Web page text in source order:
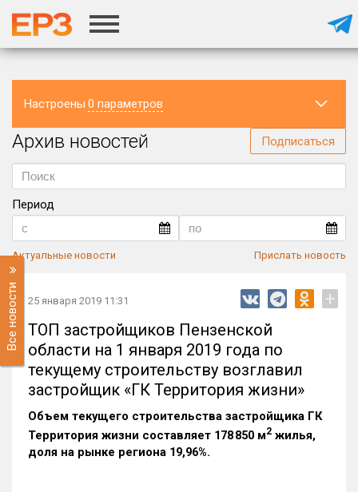
Настроены 0 параметров
Регион
Архив новостей Подписаться
Период
Актуальные новости Прислать новость
Все новости 25 января 2019 11:31 +
ТОП застройщиков Пензенской
области на 1 января 2019 года по
текущему строительству возглавил
застройщик «ГК Территория жизни»
Объем текущего строительства застройщика ГК
Территория жизни составляет 178 850 м2 жилья,
доля на рынке региона 19,96%.